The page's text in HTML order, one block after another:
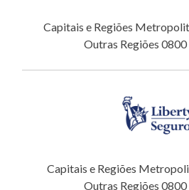
Capitais e Regiões
Outras Regiões
Capitais e Regiões
Outras Regiões